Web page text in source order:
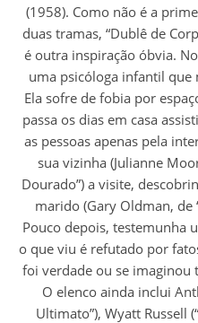
(1958). Como não é a
duas tramas, “Dublê de
é outra inspiração óbvia.
uma psicóloga infantil que
Ela sofre de fobia por
passa os dias em casa
as pessoas apenas pela
sua vizinha (Julianne
Dourado”) a visite,
marido (Gary Oldman, de
Pouco depois, testemunha
o que viu é refutado por
foi verdade ou se imaginou
O elenco ainda inclui
Ultimato”), Wyatt Russell